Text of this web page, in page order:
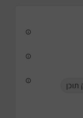
תוכן